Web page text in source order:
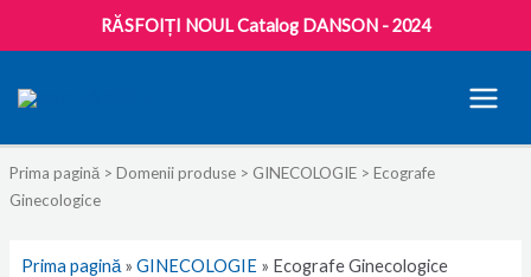
RĂSFOIȚI NOUL Catalog DANSON - 2024
Prima pagină> Domenii produse> GINECOLOGIE> Ecografe
Ginecologice
Prima pagină» GINECOLOGIE» Ecografe Ginecologice